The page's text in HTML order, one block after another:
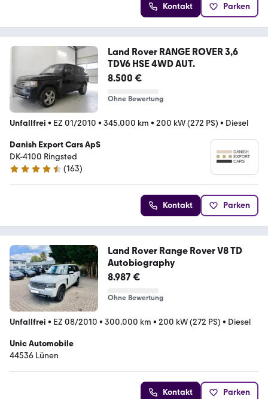
Kontakt Parken
Land Rover RANGE ROVER 3,6
TDV6 HSE 4WD AUT.
8.500 €
Ohne Bewertung
Unfallfrei • EZ 01/2010 • 345.000 km • 200 kW (272 PS) • Diesel
Danish Export Cars ApS
DK-4100 Ringsted
4.5 Sterne
(163)
Kontakt Parken
Land Rover Range Rover V8 TD
Autobiography
8.987 €
Ohne Bewertung
Unfallfrei • EZ 08/2010 • 300.000 km • 200 kW (272 PS) • Diesel
Unic Automobile
44536 Lünen
Kontakt Parken